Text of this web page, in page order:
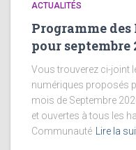
ACTUALITÉS
Programme
pour septembre
Vous trouverez ci-joint
numériques proposés
mois de Septembre
et ouvertes à tous les
Communauté Lire la